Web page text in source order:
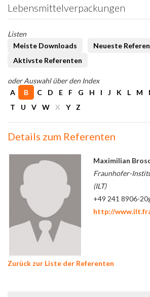
Lebensmittelverpackungen
Listen
Meiste Downloads
Neueste
Aktivste Referenten
oder Auswahl über den Index
A
B C D E F G H I J K L M
T
U V W X Y Z
Details zum Referenten
Maximilian
Fraunhofer-
(ILT)
+49 241 8906-
http://
Zurück zur Liste der Referenten